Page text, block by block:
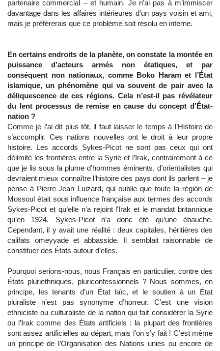
partenaire commercial – et humain. Je n’ai pas à m’immiscer
davantage dans les affaires intérieures d’un pays voisin et ami,
mais je préférerais que ce problème soit résolu en interne.
En certains endroits de la planète, on constate la montée en
puissance d’acteurs armés non étatiques, et par
conséquent non nationaux, comme Boko Haram et l’État
islamique, un phénomène qui va souvent de pair avec la
déliquescence de ces régions. Cela n’est-il pas révélateur
du lent processus de remise en cause du concept d’État-
nation ?
Comme je l’ai dit plus tôt, il faut laisser le temps à l’Histoire de
s’accomplir. Ces nations nouvelles ont le droit à leur propre
histoire. Les accords Sykes-Picot ne sont pas ceux qui ont
délimité les frontières entre la Syrie et l’Irak, contrairement à ce
que je lis sous la plume d’hommes éminents, d’orientalistes qui
devraient mieux connaître l’histoire des pays dont ils parlent – je
pense à Pierre-Jean Luizard, qui oublie que toute la région de
Mossoul était sous influence française aux termes des accords
Sykes-Picot et qu’elle n’a rejoint l’Irak et le mandat britannique
qu’en 1924. Sykes-Picot n’a donc été qu’une ébauche.
Cependant, il y avait une réalité : deux capitales, héritières des
califats omeyyade et abbasside. Il semblait raisonnable de
constituer des États autour d’elles.
Pourquoi serions-nous, nous Français en particulier, contre des
États pluriethniques, pluriconfessionnels ? Nous sommes, en
principe, les tenants d’un État laïc, et le soutien à un État
pluraliste n’est pas synonyme d’horreur. C’est une vision
ethniciste ou culturaliste de la nation qui fait considérer la Syrie
ou l’Irak comme des États artificiels : la plupart des frontières
sont assez artificielles au départ, mais l’on s’y fait ! C’est même
un principe de l’Organisation des Nations unies ou encore de